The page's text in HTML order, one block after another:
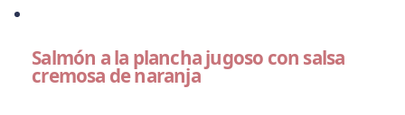
Salmón a la plancha jugoso con salsa
cremosa de naranja